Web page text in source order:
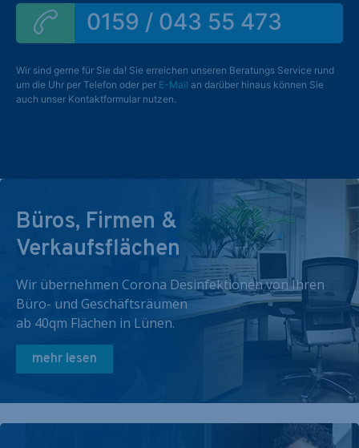
0159 / 043 55 473
Wir sind gerne für Sie da! Sie erreichen unseren Beratungs Service rund
um die Uhr per Telefon oder per E-Mail an darüber hinaus können Sie
auch unser Kontaktformular nutzen.
Büros, Firmen &
Verkaufsflächen
Wir übernehmen Corona Desinfektionen von Ihren
Büro- und Geschäftsräumen
ab 40qm Flächen in Lünen.
mehr lesen